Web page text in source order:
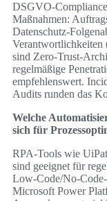
Maßnahmen:
Verantwortlichkeiten
sind
regelmäßige
empfehlenswert.
Audits runden das
Welche
sich für
RPA‑Tools wie
sind geeignet für
Low‑Code/
Microsoft Power